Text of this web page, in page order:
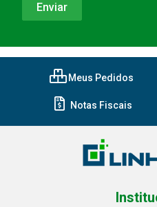
Meus Pedidos
Notas Fiscais